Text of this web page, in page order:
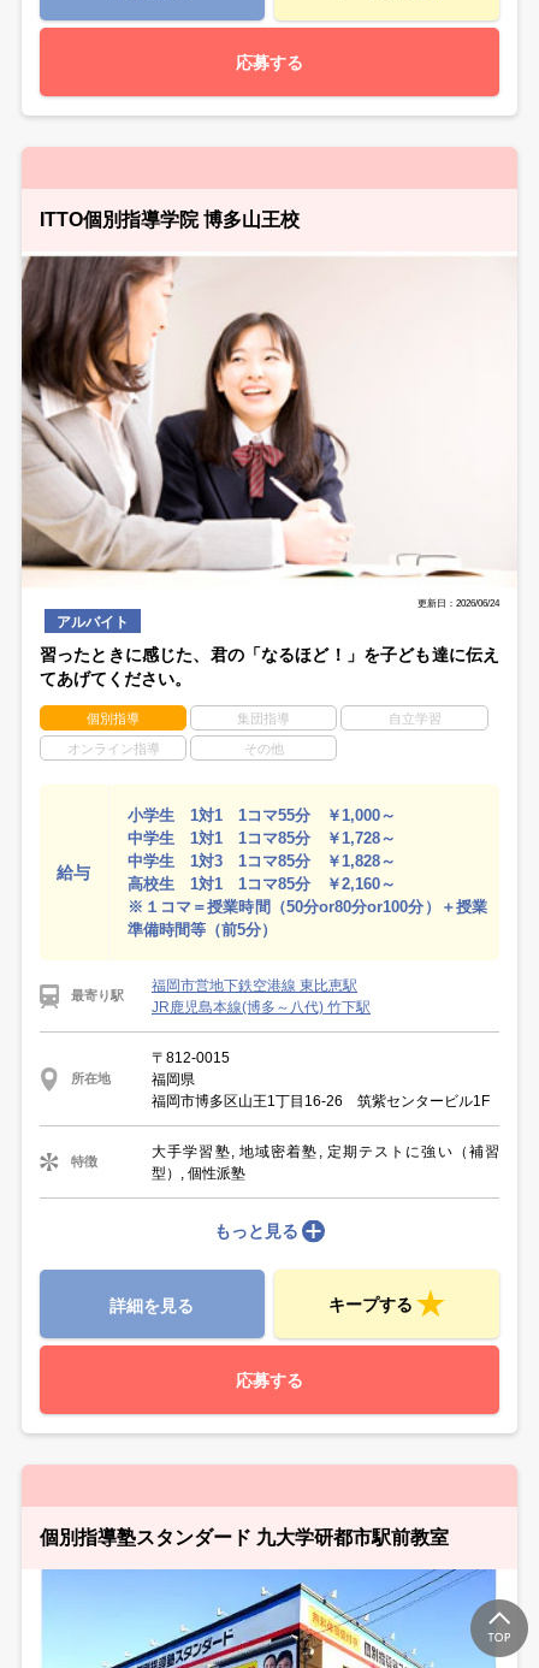
応募する
ITTO個別指導学院 博多山王校
更新日：2026/06/24
アルバイト
習ったときに感じた、君の「なるほど！」を子ども達に伝え
てあげてください。
個別指導 集団指導 自立学習
オンライン指導 その他
給与
小学生 1対1 1コマ55分 ￥1,000～
中学生 1対1 1コマ85分 ￥1,728～
中学生 1対3 1コマ85分 ￥1,828～
高校生 1対1 1コマ85分 ￥2,160～
※１コマ＝授業時間（50分or80分or100分）＋授業
準備時間等（前5分）
最寄り駅
福岡市営地下鉄空港線 東比恵駅
JR鹿児島本線(博多～八代) 竹下駅
所在地
〒812-0015
福岡県
福岡市博多区山王1丁目16-26 筑紫センタービル1F
特徴
大手学習塾, 地域密着塾, 定期テストに強い（補習
型）, 個性派塾
もっと見る
詳細を見る キープする
応募する
個別指導塾スタンダード 九大学研都市駅前教室